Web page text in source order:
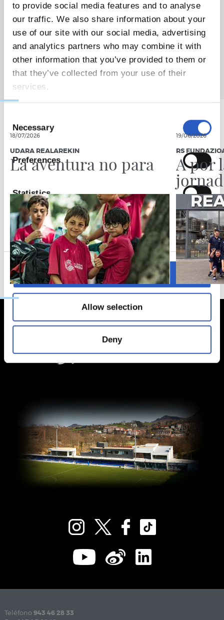
to provide social media features and to analyse
our traffic. We also share information about your
use of our site with our social media, advertising
and analytics partners who may combine it with
other information that you’ve provided to them or
that they’ve collected from your use of their
services.
Selection
Necessary
Preferences
Statistics
Marketing
Allow all
Allow selection
Deny
18/07/2026
UDARA REALAREKIN
La aventura no para
19/06/2026
RS
A por
Teléfono 943 46 28 33